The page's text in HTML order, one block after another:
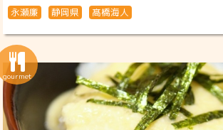
永瀬廉 静岡県 髙橋海人